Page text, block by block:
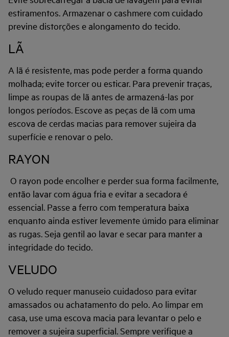
estiramentos. Armazenar o cashmere com cuidado
previne distorções e alongamento do tecido.
LÃ
A lã é resistente, mas pode perder a forma quando
molhada; evite torcer ou esticar. Para prevenir traças,
limpe as roupas de lã antes de armazená-las por
longos períodos. Escove as peças de lã com uma
escova de cerdas macias para remover sujeira da
superfície e renovar o pelo.
RAYON
O rayon pode encolher e perder sua forma facilmente,
então lavar com água fria e evitar a secadora é
essencial. Passe a ferro com temperatura baixa
enquanto ainda estiver levemente úmido para eliminar
as rugas. Seja gentil ao lavar e secar para manter a
integridade do tecido.
VELUDO
O veludo requer manuseio cuidadoso para evitar
amassados ou achatamento do pelo. Ao limpar em
casa, use uma escova macia para levantar o pelo e
remover a sujeira superficial. Sempre verifique a